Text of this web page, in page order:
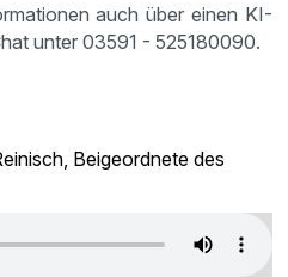
auch über einen KI-
unter 03591 - 525180090.
Beigeordnete des